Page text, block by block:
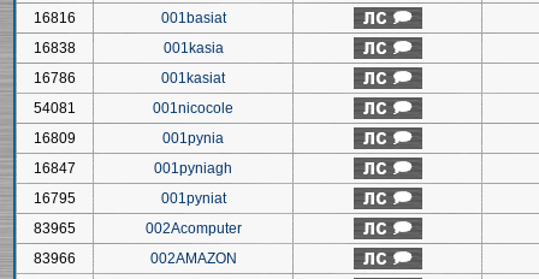
16816
001basiat
16838
001kasia
16786
001kasiat
54081
001nicocole
16809
001pynia
16847
001pyniagh
16795
001pyniat
83965
002Acomputer
83966
002AMAZON